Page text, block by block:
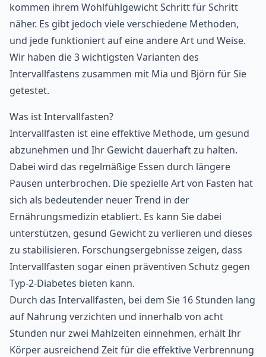
kommen ihrem Wohlfühlgewicht Schritt für Schritt
näher. Es gibt jedoch viele verschiedene Methoden,
und jede funktioniert auf eine andere Art und Weise.
Wir haben die 3 wichtigsten Varianten des
Intervallfastens zusammen mit Mia und Björn für Sie
getestet.
Was ist Intervallfasten?
Intervallfasten ist eine effektive Methode, um gesund
abzunehmen und Ihr Gewicht dauerhaft zu halten.
Dabei wird das regelmäßige Essen durch längere
Pausen unterbrochen. Die spezielle Art von Fasten hat
sich als bedeutender neuer Trend in der
Ernährungsmedizin etabliert. Es kann Sie dabei
unterstützen, gesund Gewicht zu verlieren und dieses
zu stabilisieren. Forschungsergebnisse zeigen, dass
Intervallfasten sogar einen präventiven Schutz gegen
Typ-2-Diabetes bieten kann.
Durch das Intervallfasten, bei dem Sie 16 Stunden lang
auf Nahrung verzichten und innerhalb von acht
Stunden nur zwei Mahlzeiten einnehmen, erhält Ihr
Körper ausreichend Zeit für die effektive Verbrennung